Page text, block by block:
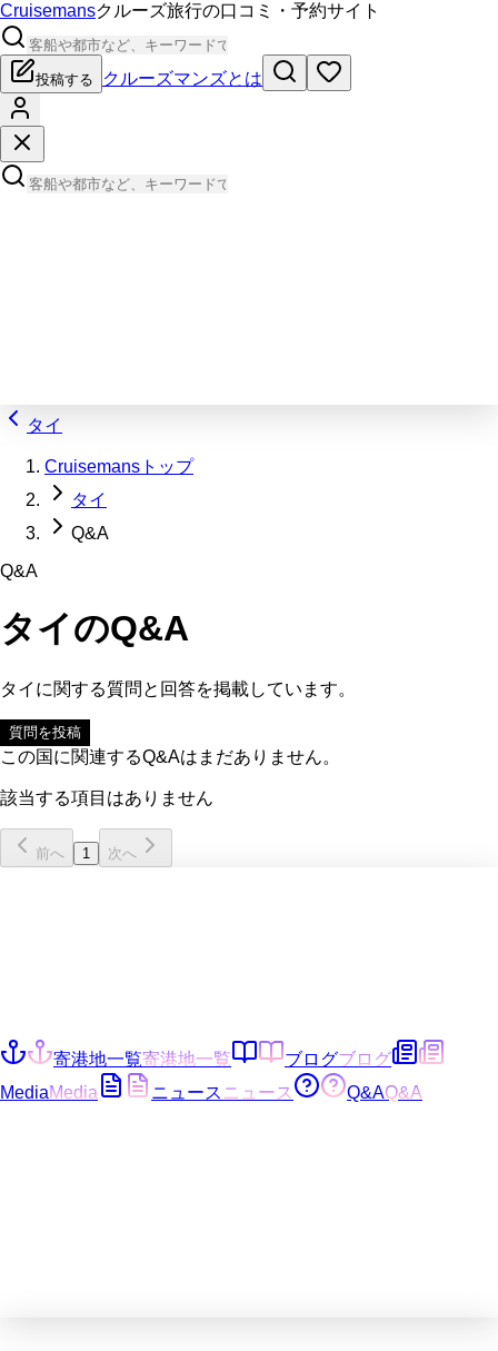
Cruisemansクルーズ旅行の口コミ・予約サイト
投稿する クルーズマンズとは
タイ
Cruisemansトップ
タイ
Q&A
Q&A
タイのQ&A
タイ に関する質問と回答を掲載しています。
質問を投稿
この国に関連するQ&Aはまだありません。
該当する項目はありません
前へ 1 次へ
寄港地一覧寄港地一覧 ブログブログ
MediaMedia ニュース ニュース Q&AQ&A